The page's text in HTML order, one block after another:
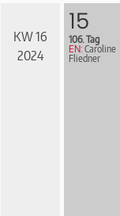
KW 16
2024
15
106. Tag
EN: Caroline
Fliedner